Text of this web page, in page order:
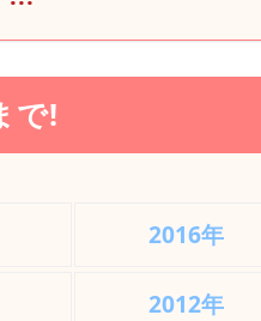
で!
2016年
2012年